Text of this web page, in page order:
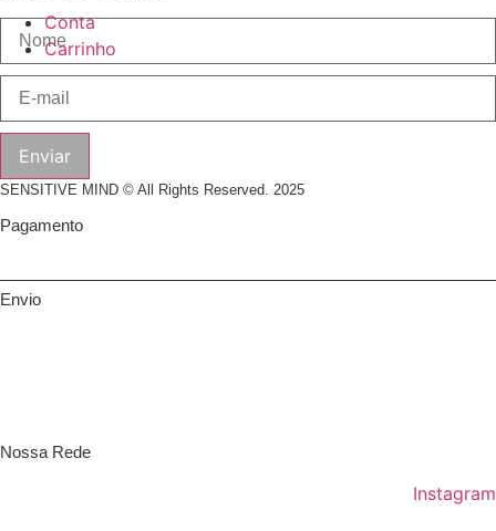
Conta
Carrinho
Enviar
SENSITIVE MIND © All Rights Reserved. 2025
Pagamento
Envio
Nossa Rede
Instagram